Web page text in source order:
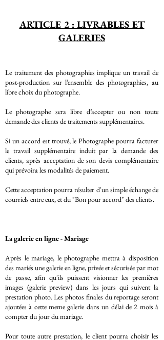
ARTICLE 2 : LIVRABLES ET
GALERIES
Le traitement des photographies implique un travail de
post-production sur l’ensemble des photographies, au
libre choix du photographe.
Le photographe sera libre d’accepter ou non toute
demande des clients de traitements supplémentaires.
Si un accord est trouvé, le Photographe pourra facturer
le travail supplémentaire induit par la demande des
clients, après acceptation de son devis complémentaire
qui prévoira les modalités de paiement.
Cette acceptation pourra résulter d'un simple échange de
courriels entre eux, et du "Bon pour accord" des clients.
La galerie en ligne - Mariage
Après le mariage, le photographe mettra à disposition
des mariés une galerie en ligne, privée et sécurisée par mot
de passe, afin qu'ils puissent visionner les premières
images (galerie preview) dans les jours qui suivent la
prestation photo. Les photos finales du reportage seront
ajoutées à cette meme galerie dans un délai de 2 mois à
compter du jour du mariage.
Pour toute autre prestation, le client pourra choisir les